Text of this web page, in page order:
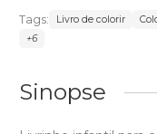
Tags: Livro de colorir
+6
Sinopse